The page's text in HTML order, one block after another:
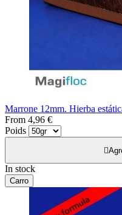
Marrone 12mm. Hierba
From 4,96 €
Poids

In stock
Carro